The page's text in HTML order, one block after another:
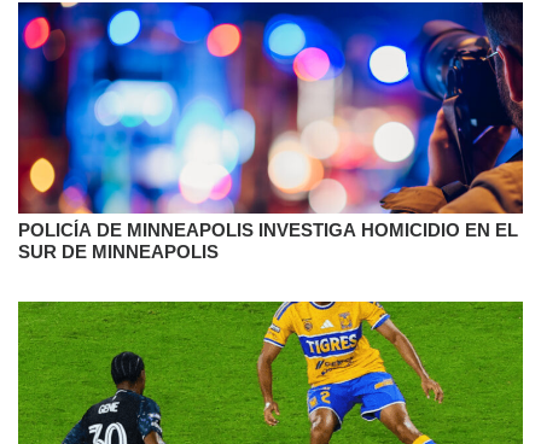
POLICÍA DE MINNEAPOLIS INVESTIGA HOMICIDIO EN EL
SUR DE MINNEAPOLIS